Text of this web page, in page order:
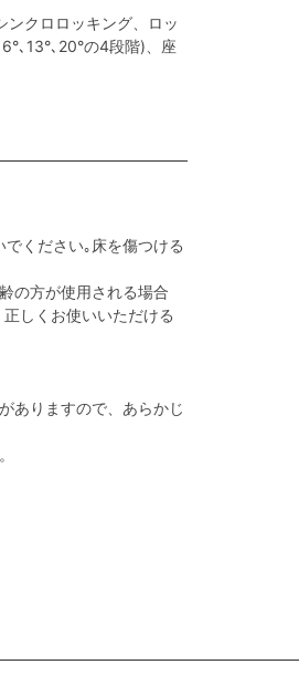
クロロッキング、ロッ
､13°､20°の4段階)、座
ください｡床を傷つける
の方が使用される場合
しくお使いいただける
ありますので、あらかじ